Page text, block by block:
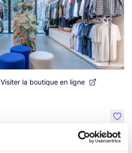
Visiter la boutique en ligne
like